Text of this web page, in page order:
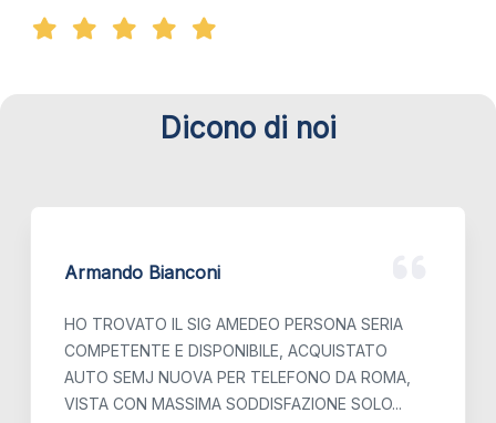
Dicono di noi
Armando Bianconi
HO TROVATO IL SIG AMEDEO PERSONA SERIA
COMPETENTE E DISPONIBILE, ACQUISTATO
AUTO SEMJ NUOVA PER TELEFONO DA ROMA,
VISTA CON MASSIMA SODDISFAZIONE SOLO...